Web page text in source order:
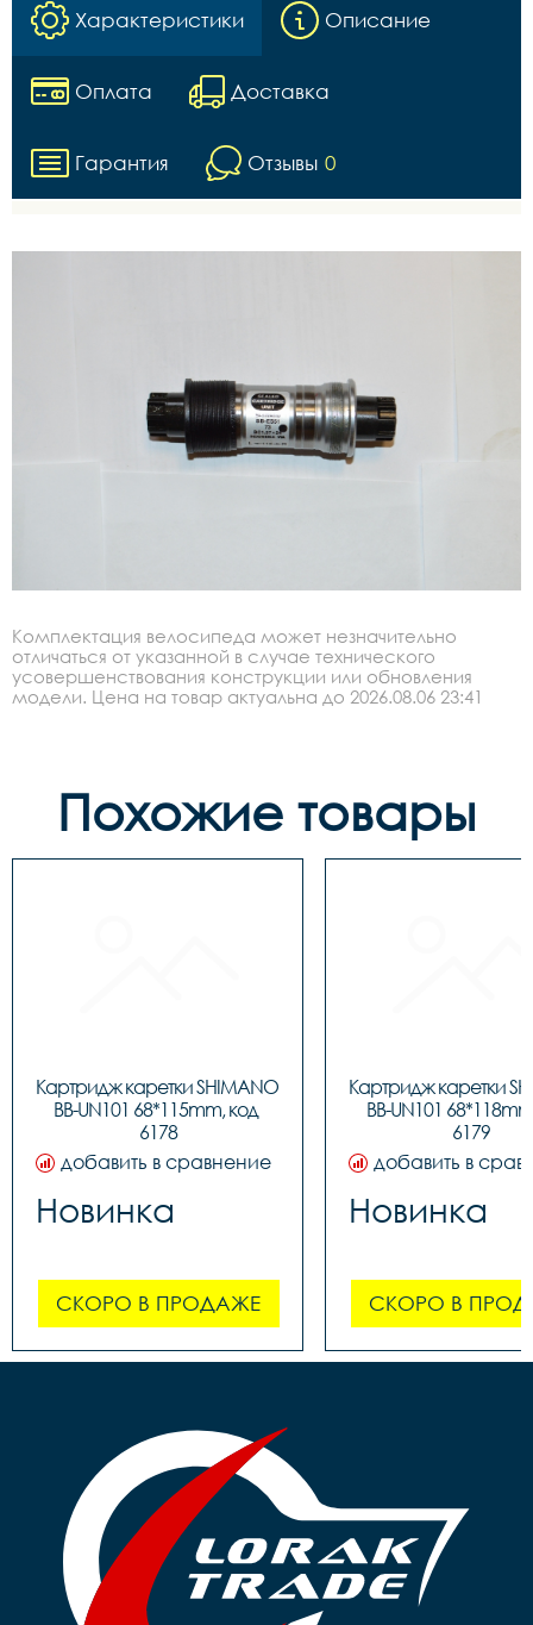
Характеристики Описание
Оплата Доставка
Гарантия Отзывы 0
Комплектация велосипеда может незначительно
отличаться от указанной в случае технического
усовершенствования конструкции или обновления
модели. Цена на товар актуальна до 2026.08.06 23:41
Похожие товары
Картридж каретки SHIMANO
BB-UN101 68*115mm, код
6178
добавить в сравнение
Новинка
СКОРО В ПРОДАЖЕ
Картридж каретки
BB-UN101
6179
добавить в
Новинка
СКОРО В